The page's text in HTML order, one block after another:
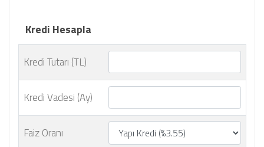
Kredi Hesapla
Kredi Tutarı (TL)
Kredi Vadesi (Ay)
Faiz Oranı